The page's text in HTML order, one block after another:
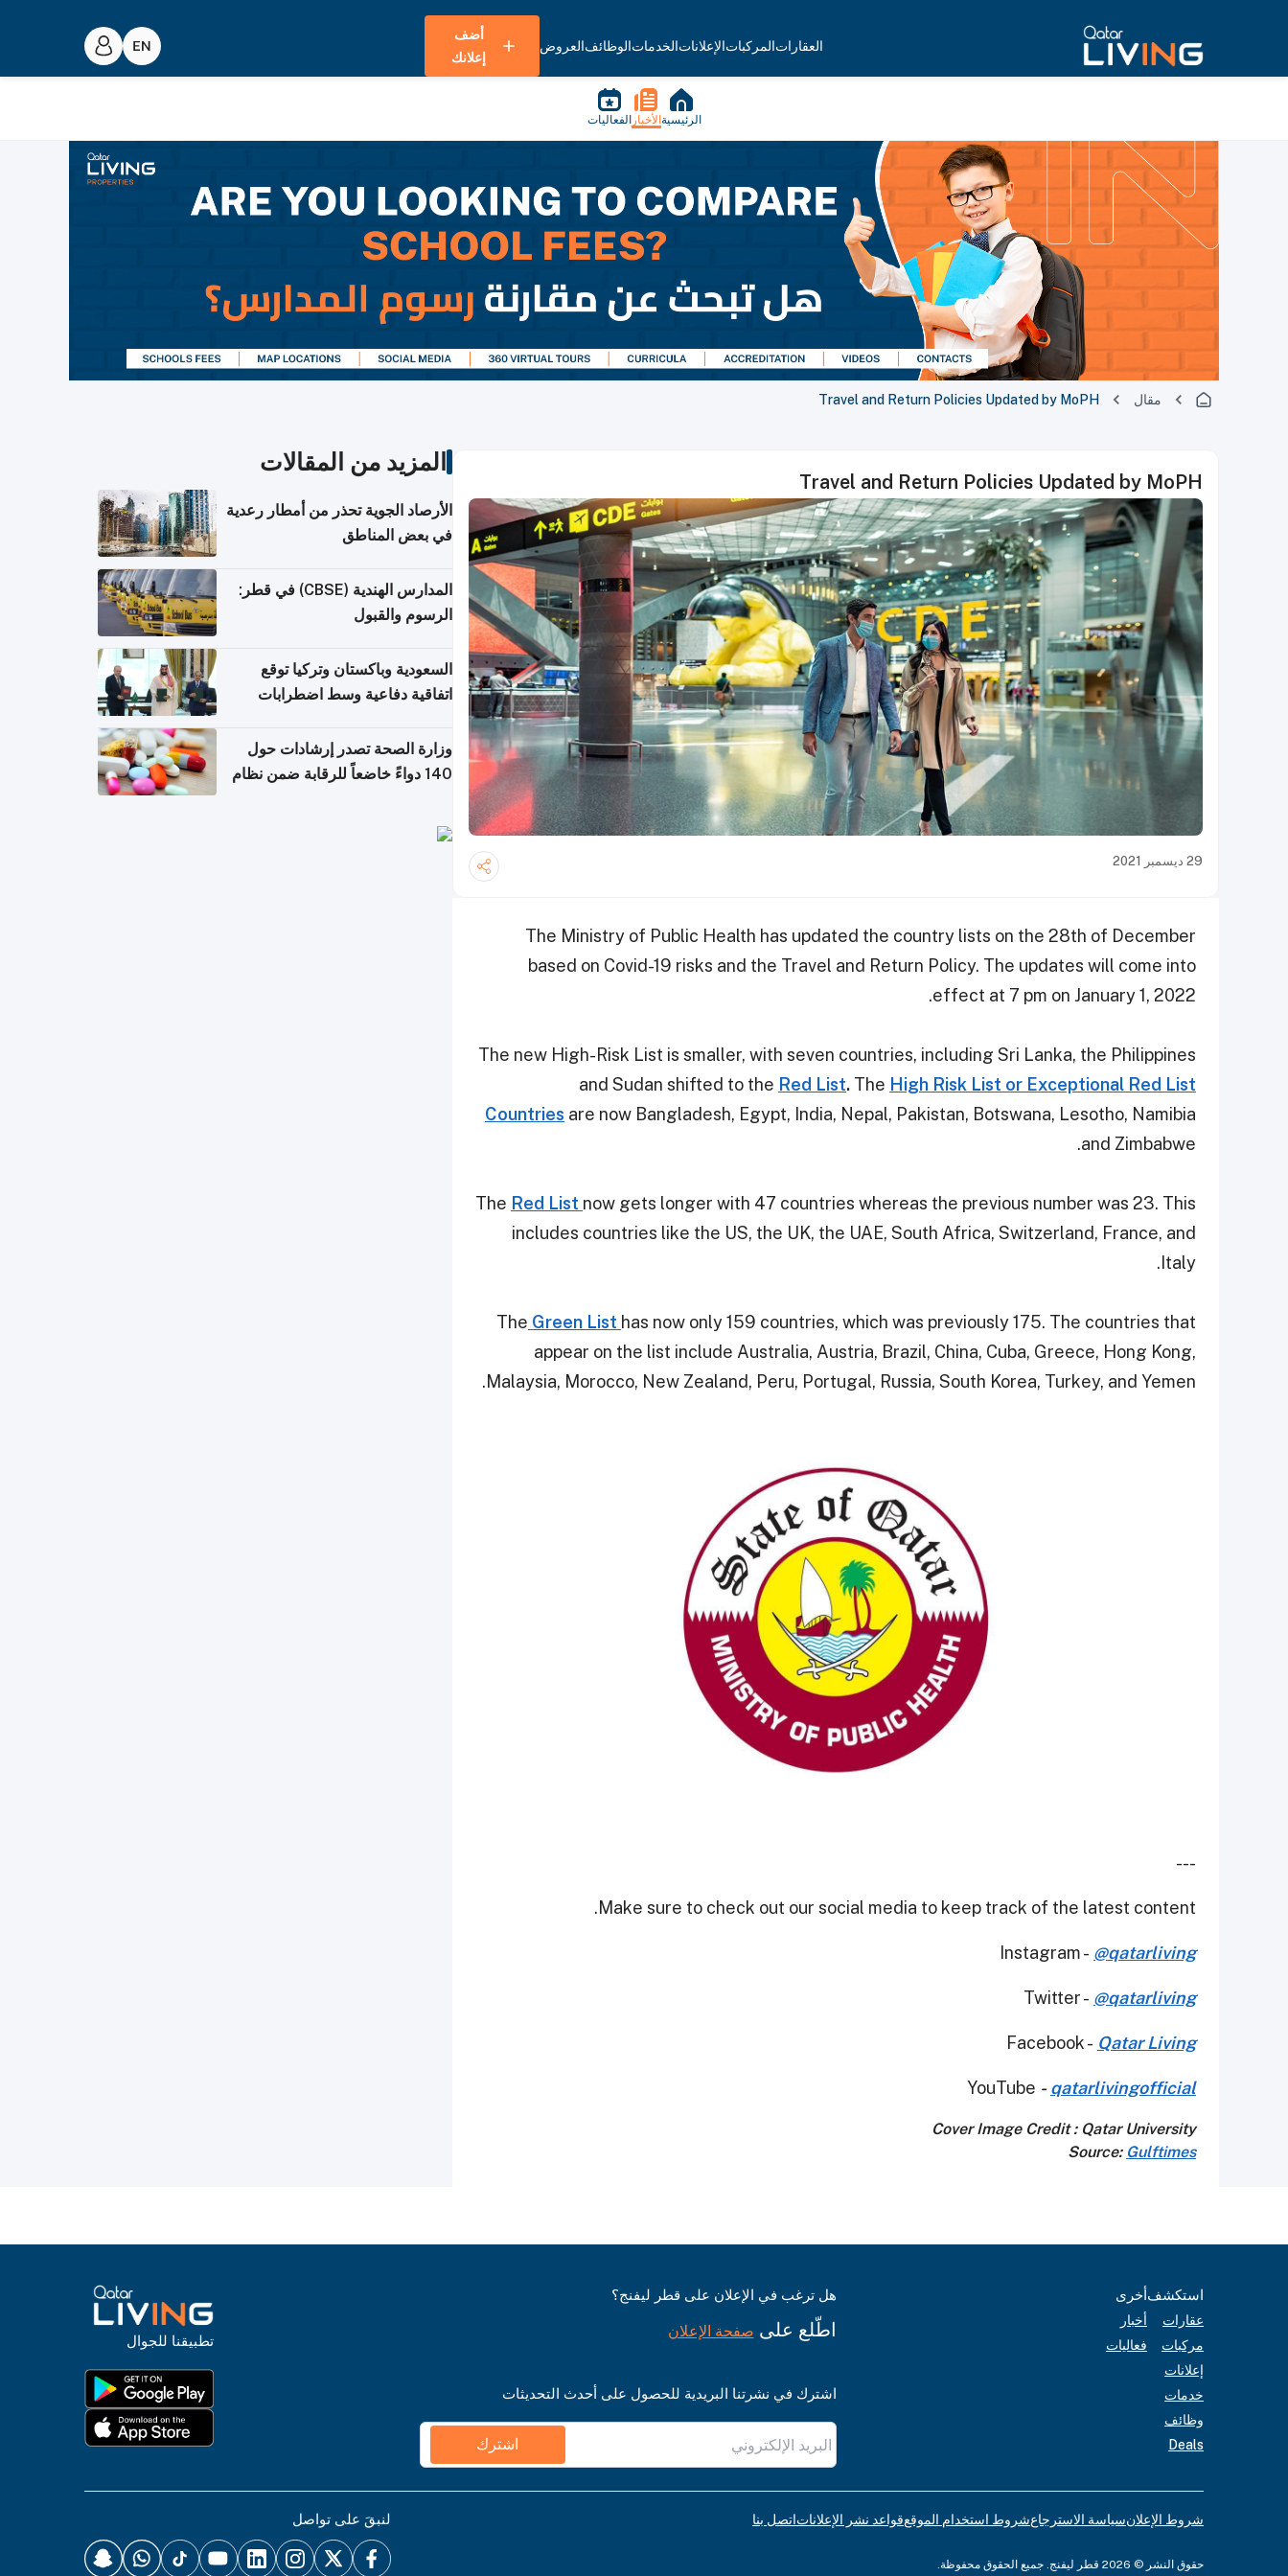
العقاراتالمركباتالإعلاناتالخدماتالوظائفالعروض
أضف
إعلانك
الرئيسية الأخبار الفعاليات
مقال Travel and Return Policies Updated by MoPH
Travel and Return Policies Updated by MoPH
29 ديسمبر 2021
The Ministry of Public Health has updated the country lists on the 28th of December
based on Covid-19 risks and the Travel and Return Policy. The updates will come into
effect at 7 pm on January 1, 2022.
The new High-Risk List is smaller, with seven countries, including Sri Lanka, the Philippines
and Sudan shifted to the Red List. The High Risk List or Exceptional Red List
Countries are now Bangladesh, Egypt, India, Nepal, Pakistan, Botswana, Lesotho, Namibia
and Zimbabwe.
The Red List now gets longer with 47 countries whereas the previous number was 23. This
includes countries like the US, the UK, the UAE, South Africa, Switzerland, France, and
Italy.
The Green List has now only 159 countries, which was previously 175. The countries that
appear on the list include Australia, Austria, Brazil, China, Cuba, Greece, Hong Kong,
Malaysia, Morocco, New Zealand, Peru, Portugal, Russia, South Korea, Turkey, and Yemen.
---
Make sure to check out our social media to keep track of the latest content.
Instagram - @qatarliving
Twitter - @qatarliving
Facebook - Qatar Living
YouTube - qatarlivingofficial
Cover Image Credit : Qatar University
Source: Gulftimes
المزيد من المقالات
الأرصاد الجوية تحذر من أمطار رعدية
في بعض المناطق
المدارس الهندية (CBSE) في قطر:
الرسوم والقبول
السعودية وباكستان وتركيا توقع
اتفاقية دفاعية وسط اضطرابات
وزارة الصحة تصدر إرشادات حول
140 دواءً خاضعاً للرقابة ضمن نظام
استكشف
عقارات
مركبات
إعلانات
خدمات
وظائف
Deals
أخرى
أخبار
فعاليات
هل ترغب في الإعلان على قطر ليفنج؟
اطّلع على صفحة الإعلان
اشترك في نشرتنا البريدية للحصول على أحدث التحديثات
اشترك
تطبيقنا للجوال
شروط الإعلانسياسة الاسترجاعشروط استخدام الموقعقواعد نشر الإعلاناتاتصل بنا
حقوق النشر © 2026 قطر ليفنج. جميع الحقوق محفوظة.
لنبقَ على تواصل